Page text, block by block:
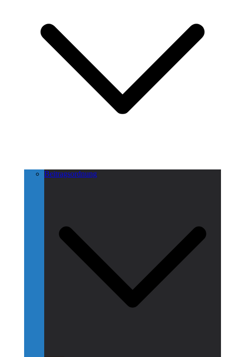
Beitragsordnung